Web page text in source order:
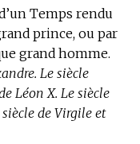
Temps rendu
prince, ou par
grand homme.
Le siècle
Léon X. Le siècle
siècle de Virgile et